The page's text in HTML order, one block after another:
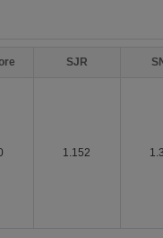
SJR
1.152